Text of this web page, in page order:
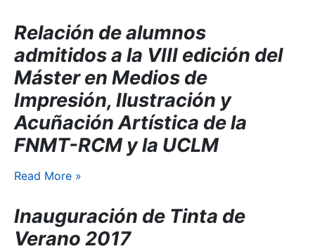
Relación de alumnos
admitidos a la VIII edición del
Máster en Medios de
Impresión, Ilustración y
Acuñación Artística de la
FNMT-RCM y la UCLM
Read More »
Inauguración de Tinta de
Verano 2017